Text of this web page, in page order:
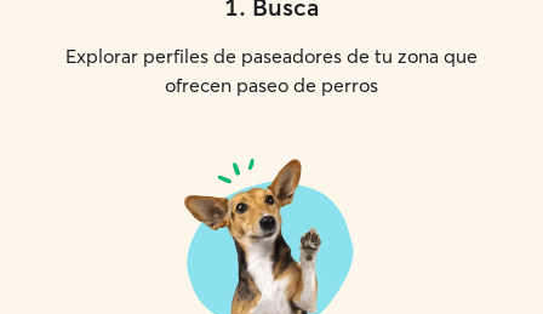
1. Busca
Explorar perfiles de paseadores de tu zona que
ofrecen paseo de perros